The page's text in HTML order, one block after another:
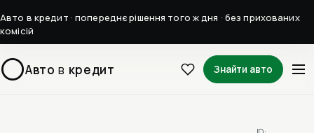
Авто в кредит · попереднє рішення того ж дня · без прихованих
комісій
Авто в кредит Знайти авто